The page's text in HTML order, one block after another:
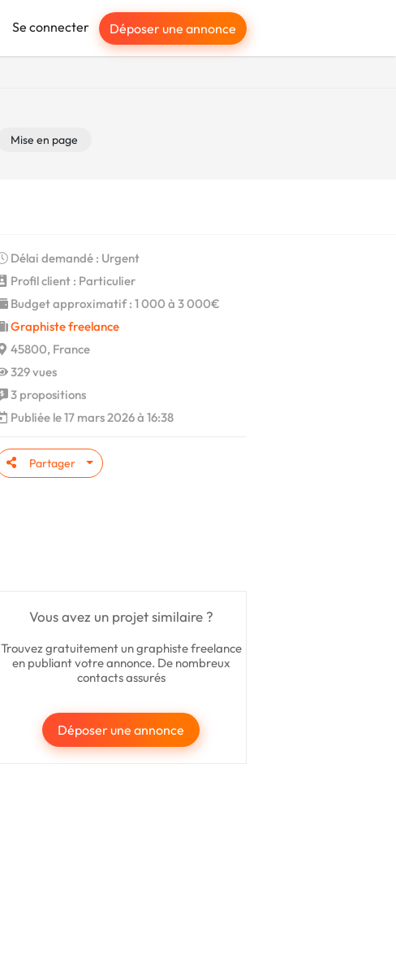
Se connecter Déposer une annonce
Mise en page
Délai demandé : Urgent
Profil client : Particulier
Budget approximatif : 1 000 à 3 000€
Graphiste freelance
45800, France
329 vues
3 propositions
Publiée le 17 mars 2026 à 16:38
Partager
Vous avez un projet similaire ?
Trouvez gratuitement un graphiste freelance
en publiant votre annonce. De nombreux
contacts assurés
Déposer une annonce